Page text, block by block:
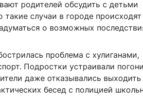
родителей обсудить с детьми
случаи в городе
о возможных
проблема с хулиганами,
Подростки устраивали
даже отказывались выходить
бесед с полицией